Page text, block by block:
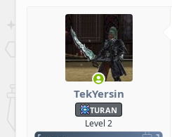
TekYersin
TURAN
Level 2